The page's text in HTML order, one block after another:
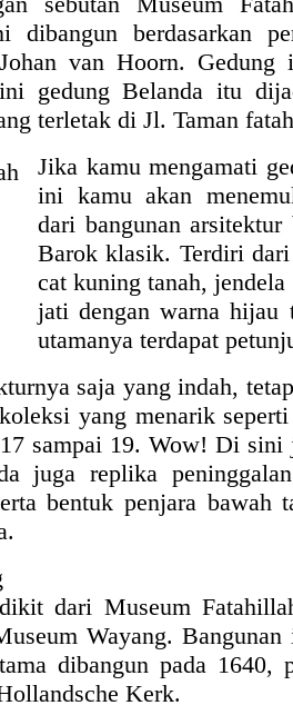
dibangun berdasarkan
van Hoorn.
gedung Belanda itu
terletak di Jl. Taman
Jika kamu mengamati
ini kamu akan
dari bangunan
Barok klasik. Terdiri
cat kuning tanah,
jati dengan warna hijau
utamanya terdapat
saja yang indah,
yang menarik
sampai 19. Wow! Di sini
juga replika
bentuk penjara bawah
dari Museum
Wayang.
dibangun pada 1640,
Kerk.